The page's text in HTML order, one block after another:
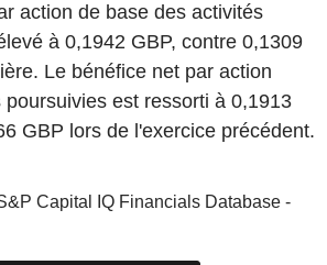
action de base des activités
à 0,1942 GBP, contre 0,1309
Le bénéfice net par action
est ressorti à 0,1913
GBP lors de l'exercice précédent.
Capital IQ Financials Database -